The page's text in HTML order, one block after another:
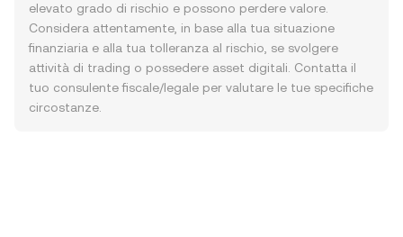
elevato grado di rischio e possono perdere valore.
Considera attentamente, in base alla tua situazione
finanziaria e alla tua tolleranza al rischio, se svolgere
attività di trading o possedere asset digitali. Contatta il
tuo consulente fiscale/legale per valutare le tue specifiche
circostanze.